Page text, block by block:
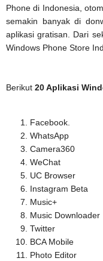
Phone di Indonesia,
semakin banyak di
aplikasi gratisan. Dari
Windows Phone Store
Berikut 20 Aplikasi
Facebook.
WhatsApp
Camera360
WeChat
UC Browser
Instagram Beta
Music+
Music Downloader
Twitter
BCA Mobile
Photo Editor